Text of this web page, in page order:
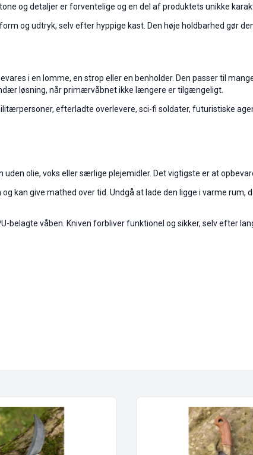
og detaljer er forventelige og en del af produktets unikke
og udtryk, selv efter hyppige kast. Den høje holdbarhed gør
i en lomme, en strop eller en benholder. Den passer til
løsning, når primærvåbnet ikke længere er tilgængeligt.
efterladte overlevere, sci-fi soldater, futuristiske
olie, voks eller særlige plejemidler. Det vigtigste er at
kan give mathed over tid. Undgå at lade den ligge i varme
belagte våben. Kniven forbliver funktionel og sikker, selv efter